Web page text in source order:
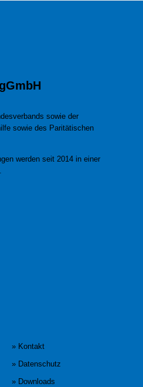
sowie der
sowie des Paritätischen
werden seit 2014 in einer
» Kontakt
» Datenschutz
» Downloads